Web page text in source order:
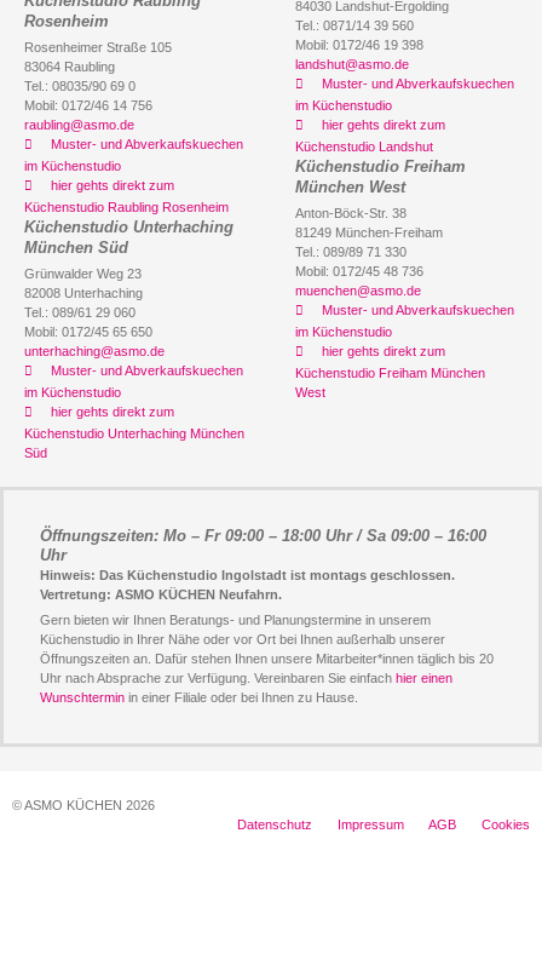
Rosenheim
Rosenheimer Straße 105
83064 Raubling
Tel.: 08035/90 69 0
Mobil: 0172/46 14 756
raubling@asmo.de
Muster- und Abverkaufskuechen
im Küchenstudio
hier gehts direkt zum
Küchenstudio Raubling Rosenheim
Küchenstudio Unterhaching
München Süd
Grünwalder Weg 23
82008 Unterhaching
Tel.: 089/61 29 060
Mobil: 0172/45 65 650
unterhaching@asmo.de
Muster- und Abverkaufskuechen
im Küchenstudio
hier gehts direkt zum
Küchenstudio Unterhaching München
Süd
84030 Landshut-Ergolding
Tel.: 0871/14 39 560
Mobil: 0172/46 19 398
landshut@asmo.de
Muster- und Abverkaufskuechen
im Küchenstudio
hier gehts direkt zum
Küchenstudio Landshut
Küchenstudio Freiham
München West
Anton-Böck-Str. 38
81249 München-Freiham
Tel.: 089/89 71 330
Mobil: 0172/45 48 736
muenchen@asmo.de
Muster- und Abverkaufskuechen
im Küchenstudio
hier gehts direkt zum
Küchenstudio Freiham München
West
Öffnungszeiten: Mo – Fr 09:00 – 18:00 Uhr / Sa 09:00 – 16:00
Uhr
Hinweis: Das Küchenstudio Ingolstadt ist montags geschlossen.
Vertretung: ASMO KÜCHEN Neufahrn.
Gern bieten wir Ihnen Beratungs- und Planungstermine in unserem
Küchenstudio in Ihrer Nähe oder vor Ort bei Ihnen außerhalb unserer
Öffnungszeiten an. Dafür stehen Ihnen unsere Mitarbeiter*innen täglich bis 20
Uhr nach Absprache zur Verfügung. Vereinbaren Sie einfach hier einen
Wunschtermin in einer Filiale oder bei Ihnen zu Hause.
© ASMO KÜCHEN 2026
Datenschutz
Impressum AGB Cookies